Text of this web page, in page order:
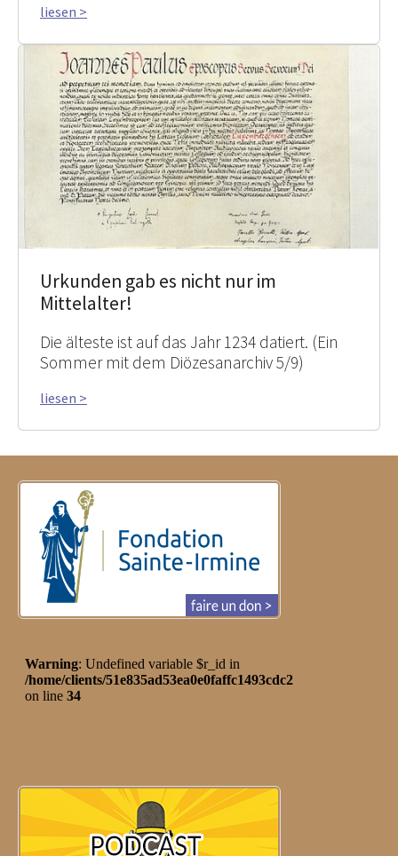
liesen >
Urkunden gab es nicht nur im
Mittelalter!
Die älteste ist auf das Jahr 1234 datiert. (Ein
Sommer mit dem Diözesanarchiv 5/9)
liesen >